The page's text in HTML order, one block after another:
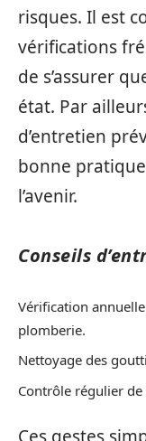
risques. Il est
vérifications
de s’assurer
état. Par
d’entretien
bonne
l’avenir.
Conseils
Vérification
plomberie.
Nettoyage des
Contrôle régulier de